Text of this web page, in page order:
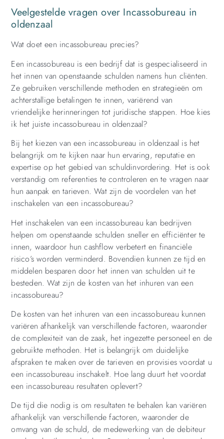
Veelgestelde vragen over Incassobureau in
oldenzaal
Wat doet een incassobureau precies?
Een incassobureau is een bedrijf dat is gespecialiseerd in
het innen van openstaande schulden namens hun cliënten.
Ze gebruiken verschillende methoden en strategieën om
achterstallige betalingen te innen, variërend van
vriendelijke herinneringen tot juridische stappen. Hoe kies
ik het juiste incassobureau in oldenzaal?
Bij het kiezen van een incassobureau in oldenzaal is het
belangrijk om te kijken naar hun ervaring, reputatie en
expertise op het gebied van schuldinvordering. Het is ook
verstandig om referenties te controleren en te vragen naar
hun aanpak en tarieven. Wat zijn de voordelen van het
inschakelen van een incassobureau?
Het inschakelen van een incassobureau kan bedrijven
helpen om openstaande schulden sneller en efficiënter te
innen, waardoor hun cashflow verbetert en financiële
risico’s worden verminderd. Bovendien kunnen ze tijd en
middelen besparen door het innen van schulden uit te
besteden. Wat zijn de kosten van het inhuren van een
incassobureau?
De kosten van het inhuren van een incassobureau kunnen
variëren afhankelijk van verschillende factoren, waaronder
de complexiteit van de zaak, het ingezette personeel en de
gebruikte methoden. Het is belangrijk om duidelijke
afspraken te maken over de tarieven en provisies voordat u
een incassobureau inschakelt. Hoe lang duurt het voordat
een incassobureau resultaten oplevert?
De tijd die nodig is om resultaten te behalen kan variëren
afhankelijk van verschillende factoren, waaronder de
omvang van de schuld, de medewerking van de debiteur